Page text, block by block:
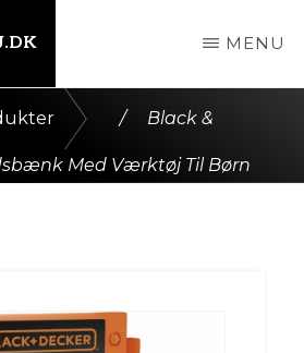
MENU
/ Black &
Med Værktøj Til Børn